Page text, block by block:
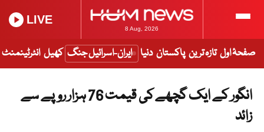
8 Aug, 2026
LIVE
صفحۂ اول تازہ ترین پاکستان دنیا ایران-اسرائیل جنگ کھیل انٹرٹینمنٹ
انگور کے ایک گچھے کی قیمت 76 ہزار روپے سے
زائد